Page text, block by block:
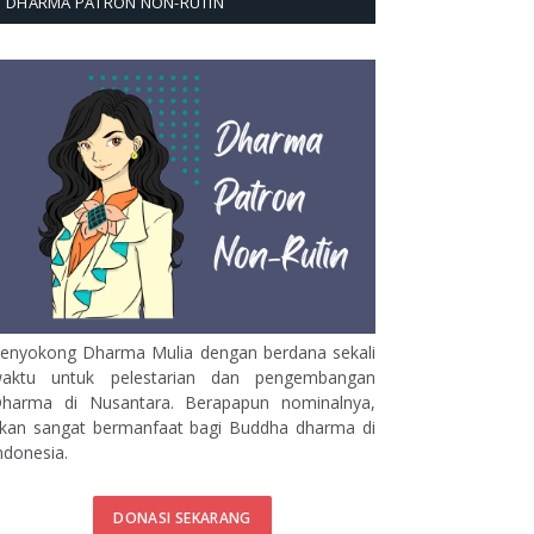
Dharma Mulia dengan berdana sekali
untuk pelestarian dan pengembangan
di Nusantara. Berapapun nominalnya,
sangat bermanfaat bagi Buddha dharma di
DONASI SEKARANG